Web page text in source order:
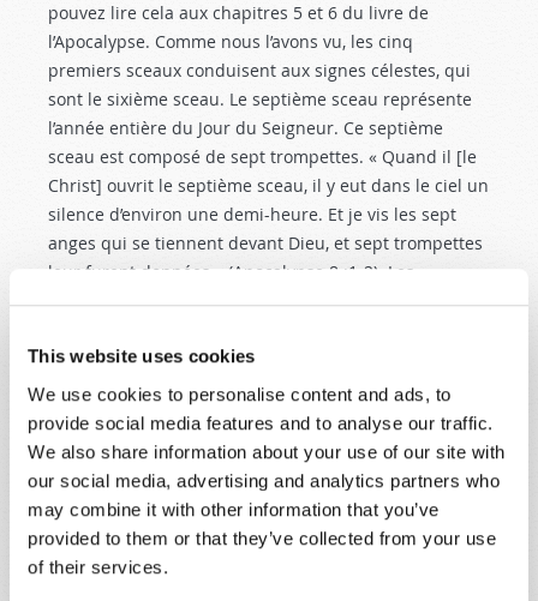
This website uses cookies
We use cookies to personalise content and ads, to
provide social media features and to analyse our traffic.
We also share information about your use of our site with
our social media, advertising and analytics partners who
may combine it with other information that you’ve
provided to them or that they’ve collected from your use
of their services.
pouvez lire cela aux chapitres 5 et 6 du livre de
l’Apocalypse. Comme nous l’avons vu, les cinq
premiers sceaux conduisent aux signes célestes, qui
sont le sixième sceau. Le septième sceau représente
l’année entière du Jour du Seigneur. Ce septième
sceau est composé de sept trompettes. « Quand il [le
Christ] ouvrit le septième sceau, il y eut dans le ciel un
silence d’environ une demi-heure. Et je vis les sept
anges qui se tiennent devant Dieu, et sept trompettes
leur furent données » (Apocalypse 8 :1-2). Les
chapitres 8 et 9 décrivent les six premières
sept fléaux, ou sept jugements, qui s’achèveront par le
retour du Messie, Jésus-Christ.
LE ROYAUME DE DIEU
Dans certaines Bibles, vous trouverez le sous-titre « La
septième trompette : Proclamation du Royaume » au
dessus d’Apocalypse 11 :15. Cette annonce solennelle
aura lieu au son de la septième trompette. C’est la